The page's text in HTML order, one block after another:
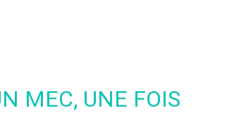
MEC, UNE FOIS